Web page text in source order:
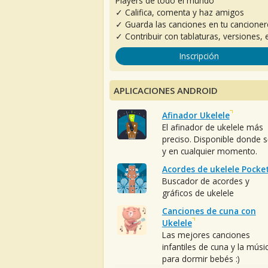
✓ Califica, comenta y haz amigos
✓ Guarda las canciones en tu
✓ Contribuir con tablaturas, versiones,
Inscripción
APLICACIONES ANDROID
Afinador Ukelele
El afinador de ukelele más
preciso. Disponible donde
y en cualquier momento.
Acordes de ukelele
Buscador de acordes y
gráficos de ukelele
Canciones de cuna con
Ukelele
Las mejores canciones
infantiles de cuna y la
para dormir bebés :)